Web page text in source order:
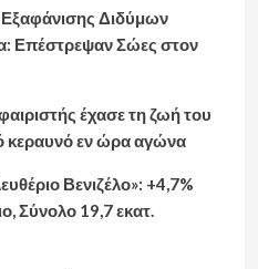
Διδύμων
Επέστρεψαν Σώες στον
έχασε τη ζωή του
κεραυνό εν ώρα αγώνα
Βενιζέλο»: +4,7%
Σύνολο 19,7 εκατ.